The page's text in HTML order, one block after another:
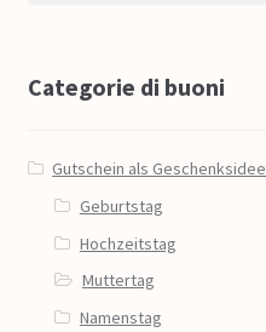
Categorie di buoni
Gutschein als Geschenksidee
Geburtstag
Hochzeitstag
Muttertag
Namenstag